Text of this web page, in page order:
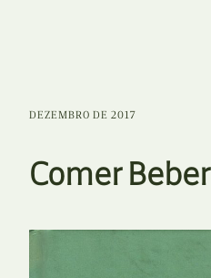
DEZEMBRO DE 2017
Comer Beber